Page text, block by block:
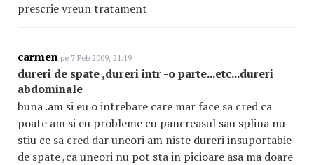
prescrie vreun tratament
carmen pe 7 Feb 2009, 21:19
dureri de spate ,dureri intr -o parte...etc...dureri
abdominale
buna .am si eu o intrebare care mar face sa cred ca
poate am si eu probleme cu pancreasul sau splina nu
stiu ce sa cred dar uneori am niste dureri insuportabie
de spate ,ca uneori nu pot sta in picioare asa ma doare